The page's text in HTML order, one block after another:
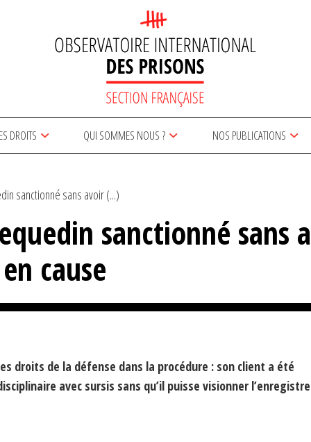
DROITS QUI SOMMES NOUS ? NOS PUBLICATIONS
sanctionné sans avoir (...)
sanctionné sans
cause
droits de la défense dans la procédure : son client a été
avec sursis sans qu’il puisse visionner